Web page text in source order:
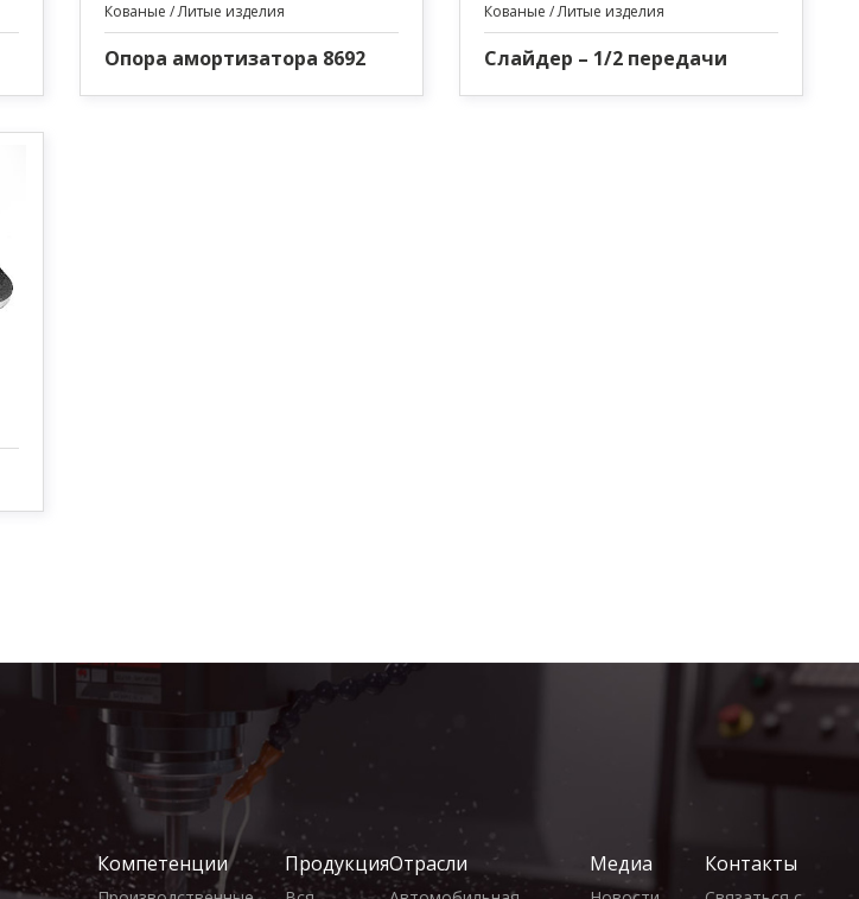
Кованые / Литые изделия
Опора амортизатора 8692
Кованые / Литые изделия
Слайдер – 1/2 передачи
Компетенции ПродукцияОтрасли Медиа Контакты